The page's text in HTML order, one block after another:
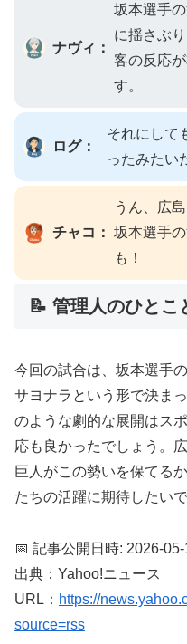
ナヴィ：
坂本選手
に揺さぶ
客の反応
す。
ログ：
それにして
ったみたい
チャコ：
うん、広
坂本選手
も！
📝 管理人のひとこ
今回の試合は、坂本選手
サヨナラという形で決ま
のような劇的な展開はス
応も良かったでしょう。
巨人がこの勢いを保てる
たちの活躍に期待したいで
📅 記事公開日時: 2026-
出典：Yahoo!ニュース
URL： https://
source=rss